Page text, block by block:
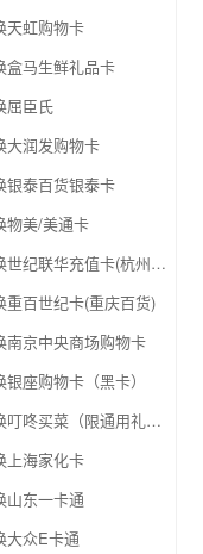
天虹购物卡
盒马生鲜礼品卡
屈臣氏
大润发购物卡
银泰百货银泰卡
物美/美通卡
32一卡通兑换世纪联华充值卡(杭州联华)
重百世纪卡(重庆百货)
南京中央商场购物卡
座购物卡（黑卡）
32一卡通兑换叮咚买菜（限通用礼品卡）
上海家化卡
山东一卡通
大众E卡通